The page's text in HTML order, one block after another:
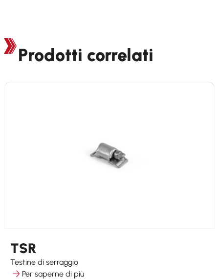
Prodotti correlati
TSR
Testine di serraggio
Per saperne di più